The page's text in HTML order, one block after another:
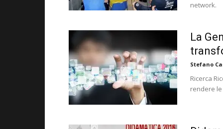
network.
La
Stefano
Ricerca
rendere